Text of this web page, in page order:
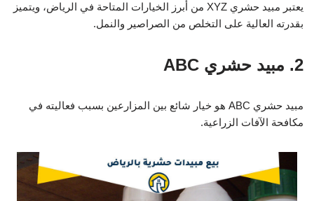
يعتبر مبيد حشري XYZ من أبرز الخيارات المتاحة في الرياض، ويتميز
بقدرته العالية على التخلص من الصراصير والنمل.
2. مبيد حشري ABC
مبيد حشري ABC هو خيار شائع بين المزارعين بسبب فعاليته في
مكافحة الآفات الزراعية.